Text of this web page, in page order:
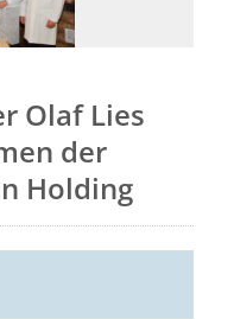
Olaf Lies
der
Holding